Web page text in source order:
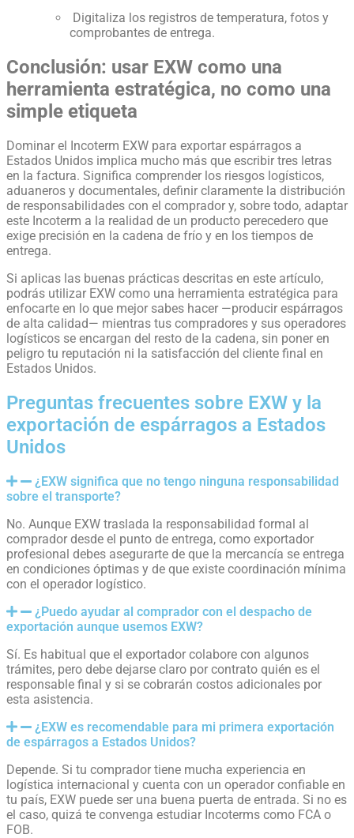
Digitaliza los registros de temperatura, fotos y
comprobantes de entrega.
Conclusión: usar EXW como una
herramienta estratégica, no como una
simple etiqueta
Dominar el Incoterm EXW para exportar espárragos a
Estados Unidos implica mucho más que escribir tres letras
en la factura. Significa comprender los riesgos logísticos,
aduaneros y documentales, definir claramente la distribución
de responsabilidades con el comprador y, sobre todo, adaptar
este Incoterm a la realidad de un producto perecedero que
exige precisión en la cadena de frío y en los tiempos de
entrega.
Si aplicas las buenas prácticas descritas en este artículo,
podrás utilizar EXW como una herramienta estratégica para
enfocarte en lo que mejor sabes hacer —producir espárragos
de alta calidad— mientras tus compradores y sus operadores
logísticos se encargan del resto de la cadena, sin poner en
peligro tu reputación ni la satisfacción del cliente final en
Estados Unidos.
Preguntas frecuentes sobre EXW y la
exportación de espárragos a Estados
Unidos
¿EXW significa que no tengo ninguna responsabilidad
sobre el transporte?
No. Aunque EXW traslada la responsabilidad formal al
comprador desde el punto de entrega, como exportador
profesional debes asegurarte de que la mercancía se entrega
en condiciones óptimas y de que existe coordinación mínima
con el operador logístico.
¿Puedo ayudar al comprador con el despacho de
exportación aunque usemos EXW?
Sí. Es habitual que el exportador colabore con algunos
trámites, pero debe dejarse claro por contrato quién es el
responsable final y si se cobrarán costos adicionales por
esta asistencia.
¿EXW es recomendable para mi primera exportación
de espárragos a Estados Unidos?
Depende. Si tu comprador tiene mucha experiencia en
logística internacional y cuenta con un operador confiable en
tu país, EXW puede ser una buena puerta de entrada. Si no es
el caso, quizá te convenga estudiar Incoterms como FCA o
FOB.